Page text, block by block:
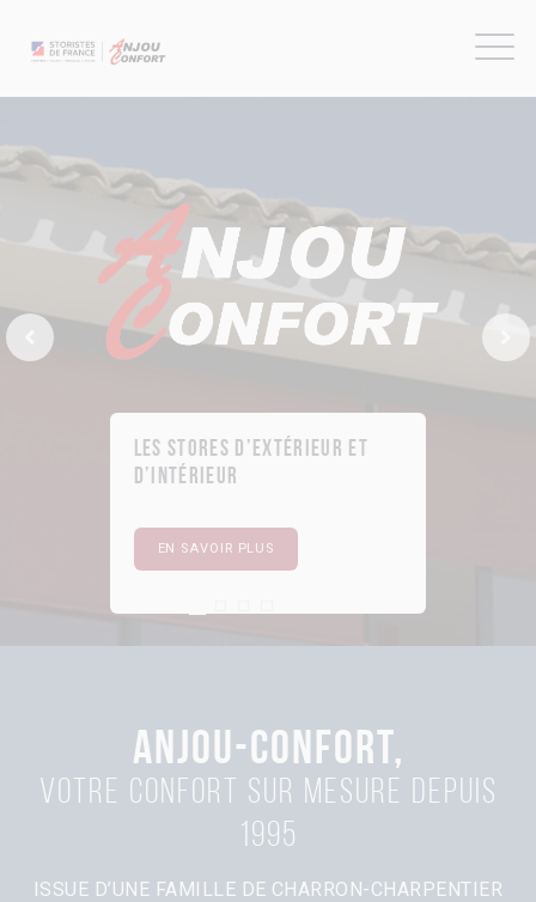
Previous Slide
Les stores d’extérieur et
d’intérieur
EN SAVOIR PLUS
First slide details.
Current Slide
Second slide details.
Third slide details.
Four slide details.
ANJOU-CONFORT,
Votre confort sur mesure depuis
1995
ISSUE D’UNE FAMILLE DE CHARRON-CHARPENTIER